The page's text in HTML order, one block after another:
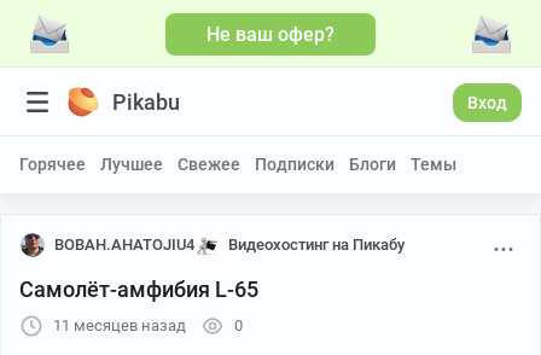
Не ваш офер?
Pikabu Вход
Горячее Лучшее Свежее Подписки Блоги Темы
BOBAH.AHATOJIU4 Видеохостинг на Пикабу
Самолёт-амфибия L-65
11 месяцев назад 0
Больше видео